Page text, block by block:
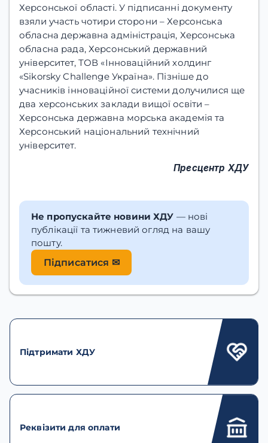
Херсонської області. У підписанні документу
взяли участь чотири сторони – Херсонська
обласна державна адміністрація, Херсонська
обласна рада, Херсонський державний
університет, ТОВ «Інноваційний холдинг
«Sikorsky Challenge Україна». Пізніше до
учасників інноваційної системи долучилися ще
два херсонських заклади вищої освіти –
Херсонська державна морська академія та
Херсонський національний технічний
університет.
Пресцентр ХДУ
Не пропускайте новини ХДУ — нові
публікації та тижневий огляд на вашу
пошту.
Підписатися ✉
Підтримати ХДУ
Реквізити для оплати